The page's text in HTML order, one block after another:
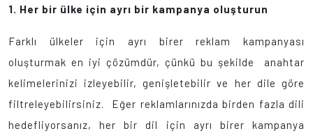
1. Her bir ülke için ayrı bir kampanya oluşturun
Farklı ülkeler için ayrı birer reklam kampanyası
oluşturmak en iyi çözümdür, çünkü bu şekilde anahtar
kelimelerinizi izleyebilir, genişletebilir ve her dile göre
filtreleyebilirsiniz. Eğer reklamlarınızda birden fazla dili
hedefliyorsanız, her bir dil için ayrı birer kampanya